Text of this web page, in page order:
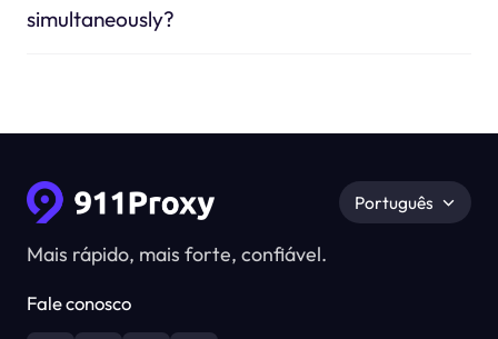
simultaneously?
Mais rápido, mais forte, confiável.
Fale conosco
Português